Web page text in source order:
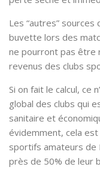
Les “autres”
buvette lors des
ne pourront pas être
revenus des clubs
Si on fait le calcul, ce
global des clubs qui
sanitaire et
évidemment, cela
sportifs amateurs de
près de 50% de leur